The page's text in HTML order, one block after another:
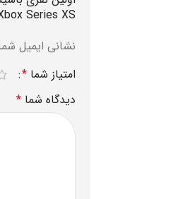
Series XS”
نشانی ایمیل
امتیاز شما *
دیدگاه شما *